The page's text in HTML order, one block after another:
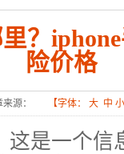
？
险价格
源： 【字体： 大 中 小
这是一个信